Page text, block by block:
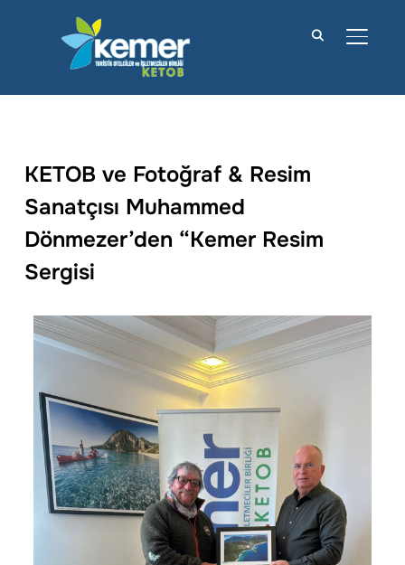
YAN
KETOB ve Fotoğraf & Resim
Sanatçısı Muhammed
Dönmezer’den “Kemer Resim
Sergisi